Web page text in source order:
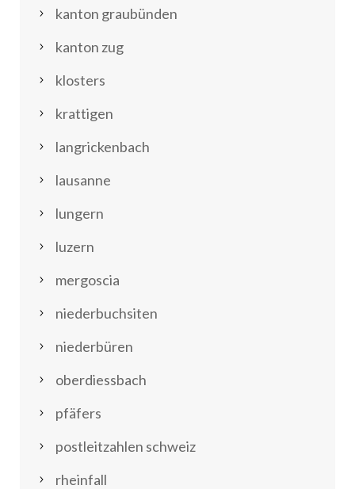
kanton graubünden
kanton zug
klosters
krattigen
langrickenbach
lausanne
lungern
luzern
mergoscia
niederbuchsiten
niederbüren
oberdiessbach
pfäfers
postleitzahlen schweiz
rheinfall